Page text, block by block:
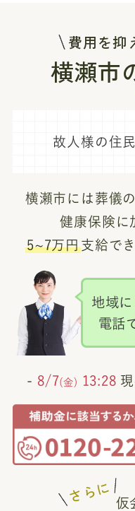
費用を抑
横瀬市
故人様の住
横瀬市には葬儀
健康保険に
5~7万円支給で
地域
電話
- 8/7(金) 13:28
さらに 仮